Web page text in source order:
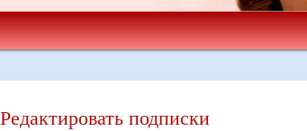
Редактировать подписки